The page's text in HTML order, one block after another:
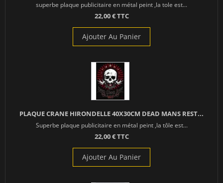
superbe plaque publicitaire en métal peint ,la tole est...
22,00 € TTC
Ajouter Au Panier
PLAQUE CRANE HIRONDELLE 40X30CM DEAD MANS REST...
Superbe plaque publicitaire en métal peint ,la tôle est...
22,00 € TTC
Ajouter Au Panier